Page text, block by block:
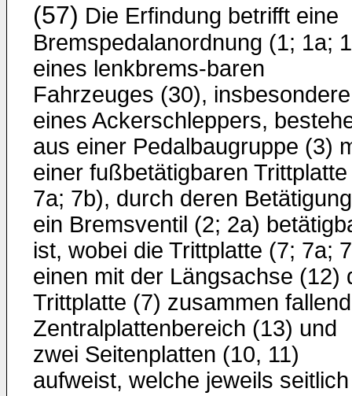
(57) Die Erfindung betrifft eine
Bremspedalanordnung (1; 1a;
eines lenkbrems-baren
Fahrzeuges (30), insbesondere
eines Ackerschleppers,
aus einer Pedalbaugruppe (3)
einer fußbetätigbaren
7a; 7b), durch deren Betätigung
ein Bremsventil (2; 2a)
ist, wobei die Trittplatte (7; 7a;
einen mit der Längsachse (12)
Trittplatte (7) zusammen
Zentralplattenbereich (13) und
zwei Seitenplatten (10, 11)
aufweist, welche jeweils seitlich